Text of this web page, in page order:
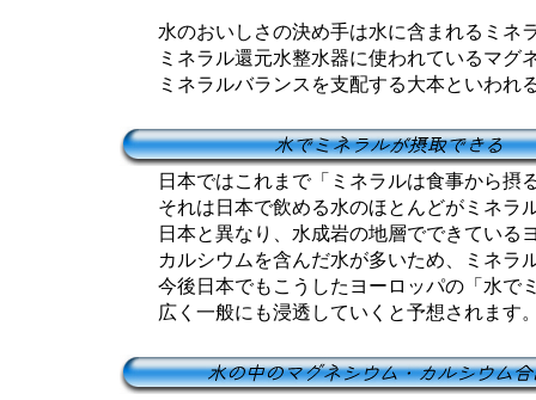
水のおいしさの決め手は水に含まれるミネ
ミネラル還元水整水器に使われているマグ
ミネラルバランスを支配する大本といわれ
日本ではこれまで「ミネラルは食事から摂
それは日本で飲める水のほとんどがミネラ
日本と異なり、水成岩の地層でできている
カルシウムを含んだ水が多いため、ミネラ
今後日本でもこうしたヨーロッパの「水で
広く一般にも浸透していくと予想されます